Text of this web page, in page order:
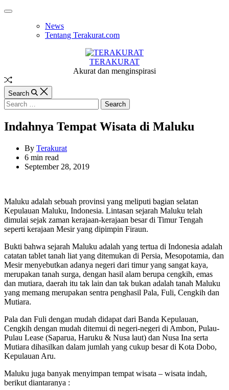
Skip
Off
News
Tentang Terakurat.com
TERAKURAT
Akurat dan menginspirasi
Random
Article
Search
Search
for:
Indahnya Tempat Wisata di Maluku
By Terakurat
Estimated
read
6 min read
September 28, 2019
Maluku adalah sebuah provinsi yang meliputi bagian selatan
Kepulauan Maluku, Indonesia. Lintasan sejarah Maluku telah
dimulai sejak zaman kerajaan-kerajaan besar di Timur Tengah
seperti kerajaan Mesir yang dipimpin Firaun.
Bukti bahwa sejarah Maluku adalah yang tertua di Indonesia adalah
catatan tablet tanah liat yang ditemukan di Persia, Mesopotamia, dan
Mesir menyebutkan adanya negeri dari timur yang sangat kaya,
merupakan tanah surga, dengan hasil alam berupa cengkih, emas
dan mutiara, daerah itu tak lain dan tak bukan adalah tanah Maluku
yang memang merupakan sentra penghasil Pala, Fuli, Cengkih dan
Mutiara.
Pala dan Fuli dengan mudah didapat dari Banda Kepulauan,
Cengkih dengan mudah ditemui di negeri-negeri di Ambon, Pulau-
Pulau Lease (Saparua, Haruku & Nusa laut) dan Nusa Ina serta
Mutiara dihasilkan dalam jumlah yang cukup besar di Kota Dobo,
Kepulauan Aru.
Maluku juga banyak menyimpan tempat wisata – wisata indah,
berikut diantaranya :